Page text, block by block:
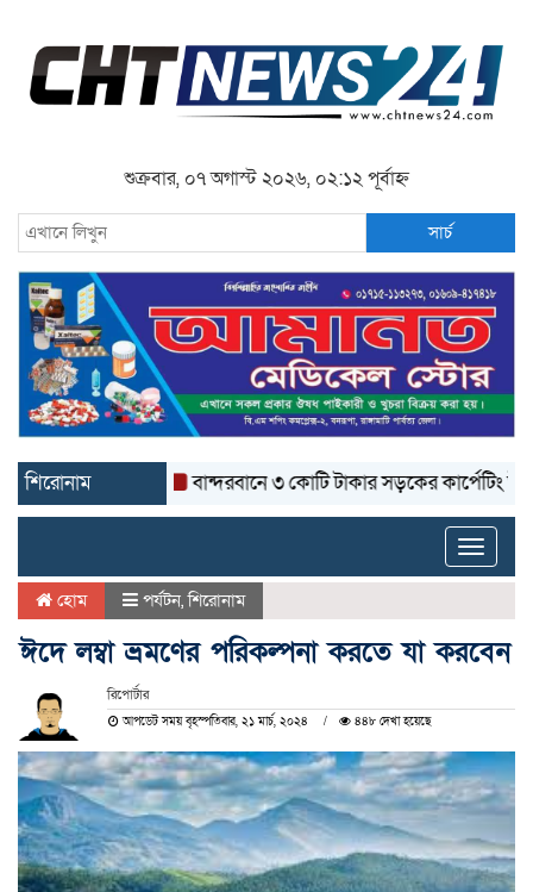
শুক্রবার, ০৭ অগাস্ট ২০২৬, ০২:১২ পূর্বাহ্ন
সার্চ
শিরোনাম বান্দরবানে ৩ কোটি টাকার সড়কের কার্পেটিং উঠে যাচ্ছে
Toggle
হোম পর্যটন,শিরোনাম
ঈদে লম্বা ভ্রমণের পরিকল্পনা করতে যা করবেন
রিপোর্টার
আপডেট সময় বৃহস্পতিবার, ২১ মার্চ, ২০২৪ ৪৪৮ দেখা হয়েছে